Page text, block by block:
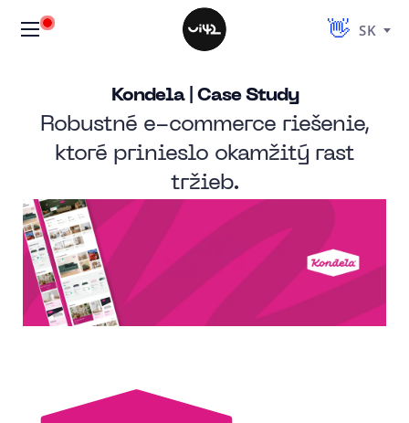
SK
Kondela | Case Study
Robustné e-commerce riešenie,
ktoré prinieslo okamžitý rast
tržieb.